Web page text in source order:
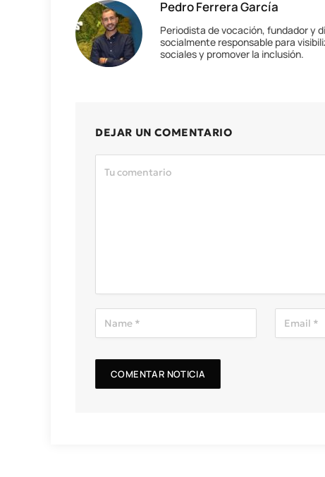
Pedro Ferrera García
Periodista de vocación, fundador y
socialmente responsable para
sociales y promover la inclusión.
DEJAR UN COMENTARIO